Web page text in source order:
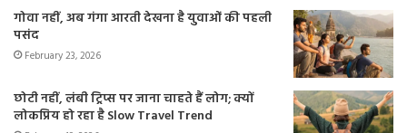
गोवा नहीं, अब गंगा आरती देखना है युवाओं की पहली
पसंद
February 23, 2026
छोटी नहीं, लंबी ट्रिप्स पर जाना चाहते हैं लोग; क्यों
लोकप्रिय हो रहा है Slow Travel Trend